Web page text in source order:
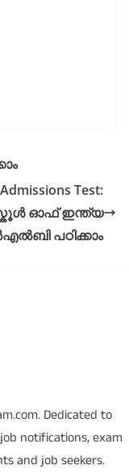
Test:
ഓഫ് ഇന്ത്യ
പഠിക്കാം
Dedicated to
notifications, exam
and job seekers.